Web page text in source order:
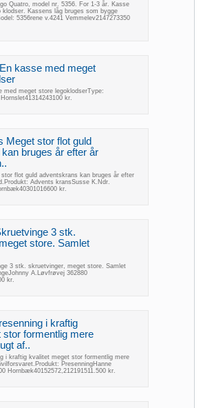
Quatro, model nr. 5356. For 1-3 år. Kasse
klodser. Kassens låg bruges som bygge
5356rene v.4241 Vemmelev2147273350
kasse med meget
med meget store legoklodserType:
kr.
Meget stor flot guld
bruges år efter år
flot guld adventskrans kan bruges år efter
Advents kransSusse K.Ndr.
kr.
3 stk.
store. Samlet
3 stk. skruetvinger, meget store. Samlet
A.Løvfrøvej 362880
kr.
i kraftig
stor formentlig mere
af..
i kraftig kvalitet meget stor formentlig mere
PresenningHanne
Hornbæk40152572,212191511.500 kr.